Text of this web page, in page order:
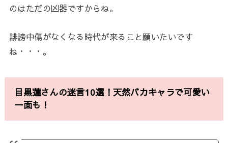
のはただの凶器ですからね。
誹謗中傷がなくなる時代が来ること願いたいです
ね・・・。
目黒蓮さんの迷言10選！天然バカキャラで可愛い
一面も！